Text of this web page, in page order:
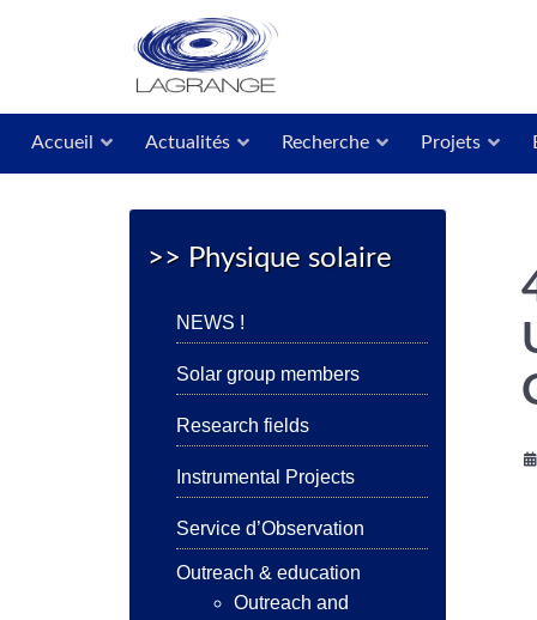
Accueil Actualités Recherche Projets
>> Physique solaire
NEWS !
Solar group members
Research fields
Instrumental Projects
Service d’Observation
Outreach & education
Outreach and